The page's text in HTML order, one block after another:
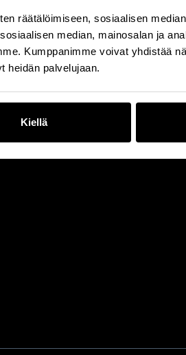
räätälöimiseen, sosiaalisen
median, mainosalan ja
Kumppanimme voivat yhdistää
heidän palvelujaan.
Kiellä